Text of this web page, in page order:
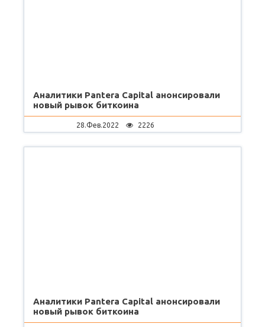
Аналитики Pantera Capital анонсировали
новый рывок биткоина
28.Фев.2022 2226
Аналитики Pantera Capital анонсировали
новый рывок биткоина